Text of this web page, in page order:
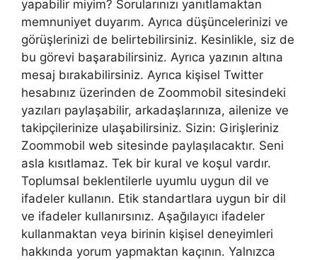
yapabilir miyim? Sorularınızı yanıtlamaktan
memnuniyet duyarım. Ayrıca düşüncelerinizi ve
görüşlerinizi de belirtebilirsiniz. Kesinlikle, siz de
bu görevi başarabilirsiniz. Ayrıca yazının altına
mesaj bırakabilirsiniz. Ayrıca kişisel Twitter
hesabınız üzerinden de Zoommobil sitesindeki
yazıları paylaşabilir, arkadaşlarınıza, ailenize ve
takipçilerinize ulaşabilirsiniz. Sizin: Girişleriniz
Zoommobil web sitesinde paylaşılacaktır. Seni
asla kısıtlamaz. Tek bir kural ve koşul vardır.
Toplumsal beklentilerle uyumlu uygun dil ve
ifadeler kullanın. Etik standartlara uygun bir dil
ve ifadeler kullanırsınız. Aşağılayıcı ifadeler
kullanmaktan veya birinin kişisel deneyimleri
hakkında yorum yapmaktan kaçının. Yalnızca